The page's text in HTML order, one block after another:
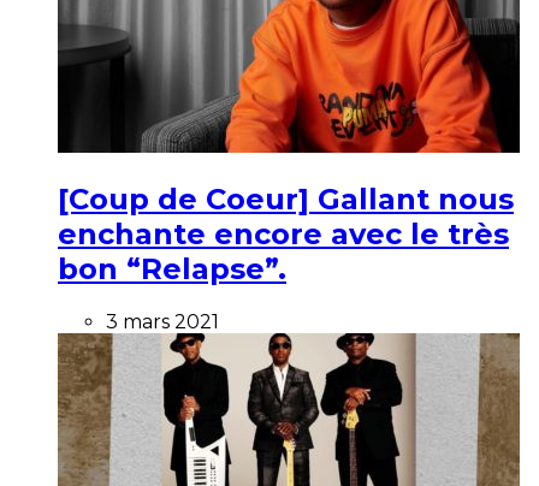
[Coup de Coeur] Gallant nous
enchante encore avec le très
bon “Relapse”.
3 mars 2021